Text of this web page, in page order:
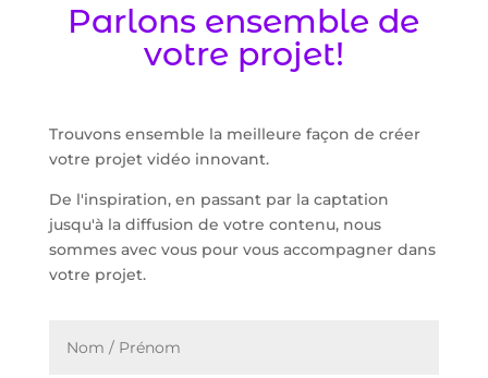
Parlons ensemble de
votre projet!
Trouvons ensemble la meilleure façon de créer
votre projet vidéo innovant.
De l'inspiration, en passant par la captation
jusqu'à la diffusion de votre contenu, nous
sommes avec vous pour vous accompagner dans
votre projet.